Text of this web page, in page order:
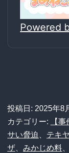
Powered
投稿日: 2025年8
カテゴリー:
【
サい脅迫
テキヤ
ザ
みかじめ料